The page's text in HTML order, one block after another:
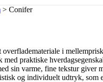
> Conifer
i
praktiske
sin varme, fine tekstur giver
og individuelt udtryk, som